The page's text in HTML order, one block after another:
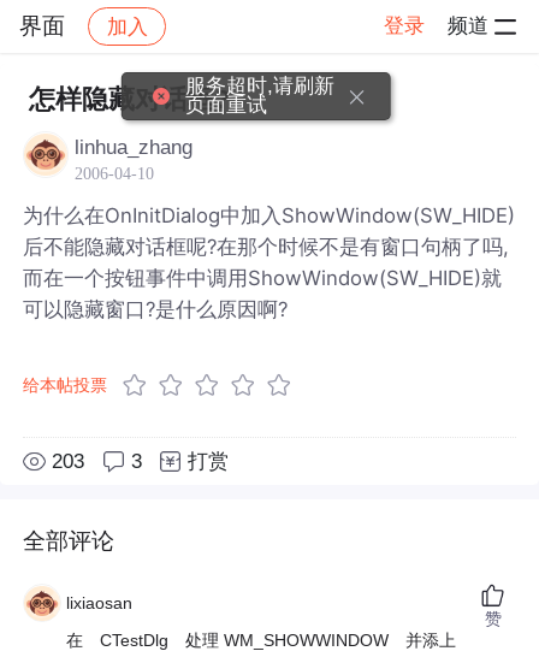
界面 加入 登录 频道
社区 界面 帖子详情
怎样隐藏对话框?
linhua_zhang
2006-04-10
为什么在OnInitDialog中加入ShowWindow(SW_HIDE)
后不能隐藏对话框呢?在那个时候不是有窗口句柄了吗,
而在一个按钮事件中调用ShowWindow(SW_HIDE)就
可以隐藏窗口?是什么原因啊?
给本帖投票
203 3 打赏
全部评论
lixiaosan
在 CTestDlg 处理 WM_SHOWWINDOW 并添上
赞
服务超时,请刷新
页面重试